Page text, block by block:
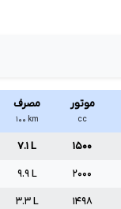
موتور
cc
مصرف
km ۱۰۰
۱۵۰۰ L۷.۱
۲۰۰۰ L ۹.۹
۱۴۹۸ L ۳.۳